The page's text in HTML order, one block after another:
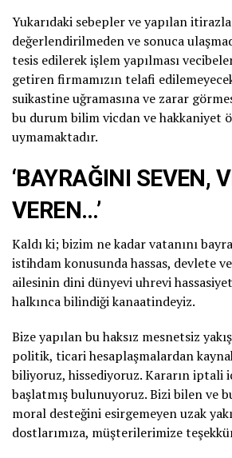
Yukarıdaki sebepler ve yapılan
değerlendirilmeden ve sonuca
tesis edilerek işlem yapılması
getiren firmamızın telafi
suikastine uğramasına ve zarar
bu durum bilim vicdan ve hakkaniyet
uymamaktadır.
‘BAYRAĞINI SEVEN,
VEREN…’
Kaldı ki; bizim ne kadar vatanını
istihdam konusunda hassas, devlete
ailesinin dini dünyevi uhrevi
halkınca bilindiği kanaatindeyiz.
Bize yapılan bu haksız mesnetsiz
politik, ticari hesaplaşmalardan
biliyoruz, hissediyoruz. Kararın iptali
başlatmış bulunuyoruz. Bizi bilen ve
moral desteğini esirgemeyen uzak
dostlarımıza, müşterilerimize